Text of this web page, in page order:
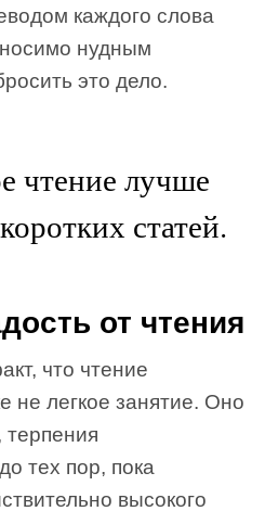
каждого слова
нудным
это дело.
чтение лучше
статей.
от чтения
что чтение
не легкое занятие. Оно
терпения
тех пор, пока
высокого